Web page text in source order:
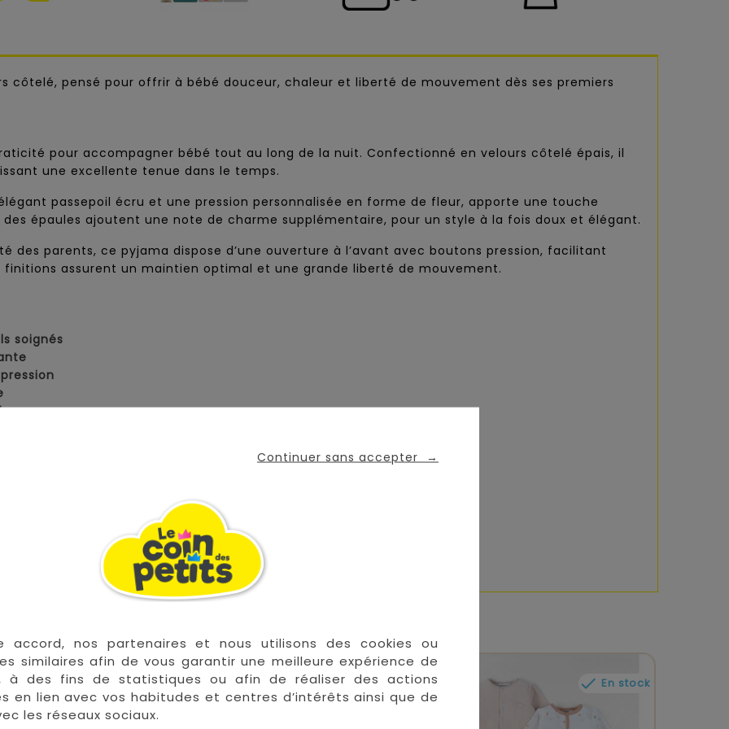
Continuer sans accepter →
accord, nos partenaires et nous utilisons des cookies ou
similaires afin de vous garantir une meilleure expérience de
à des fins de statistiques ou afin de réaliser des actions
en lien avec vos habitudes et centres d’intérêts ainsi que de
les réseaux sociaux.
côtelé, pensé pour offrir à bébé douceur, chaleur et liberté de mouvement dès ses premiers
pour accompagner bébé tout au long de la nuit. Confectionné en velours côtelé épais, il
une excellente tenue dans le temps.
passepoil écru et une pression personnalisée en forme de fleur, apporte une touche
épaules ajoutent une note de charme supplémentaire, pour un style à la fois doux et élégant.
des parents, ce pyjama dispose d’une ouverture à l’avant avec boutons pression, facilitant
finitions assurent un maintien optimal et une grande liberté de mouvement.
soignés
aux épaules
linge
En stock En stock  En stock